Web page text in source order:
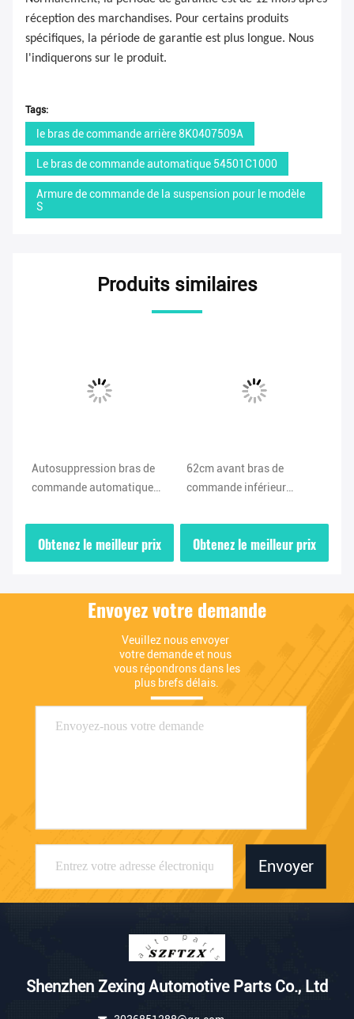
réception des marchandises. Pour certains produits
spécifiques, la période de garantie est plus longue. Nous
l'indiquerons sur le produit.
Tags:
le bras de commande arrière 8K0407509A
Le bras de commande automatique 54501C1000
Armure de commande de la suspension pour le modèle
S
Produits similaires
Autosuppression bras de
commande automatique
Pour Hyundai de Pékin
Obtenez le meilleur prix
62cm avant bras de
commande inférieur
Pour Hyundai Kia 2018-
2020
Obtenez le meilleur prix
Envoyez votre demande
Veuillez nous envoyer
votre demande et nous
vous répondrons dans les
plus brefs délais.
Envoyer
Shenzhen Zexing Automotive Parts Co., Ltd